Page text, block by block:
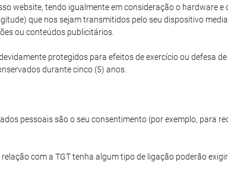
website, tendo igualmente em consideração o hardware
que nos sejam transmitidos pelo seu dispositivo
ou conteúdos publicitários.
protegidos para efeitos de exercício ou defesa
durante cinco (5) anos.
pessoais são o seu consentimento (por exemplo, para
com a TGT tenha algum tipo de ligação poderão